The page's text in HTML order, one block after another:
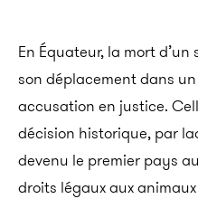
En Équateur, la mort
son déplacement dans un
accusation en justice.
décision historique, par
devenu le premier pays
droits légaux aux